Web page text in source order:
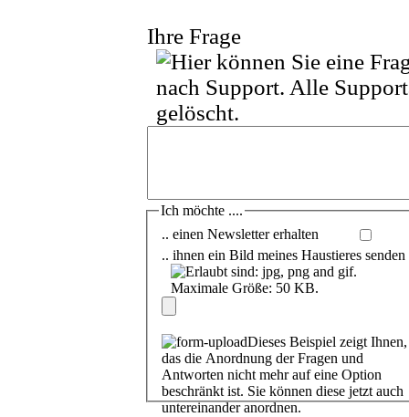
Ihre Frage
Ich möchte ....
.. einen Newsletter erhalten
.. ihnen ein Bild meines Haustieres senden
Dieses Beispiel zeigt Ihnen,
das die Anordnung der Fragen und
Antworten nicht mehr auf eine Option
beschränkt ist. Sie können diese jetzt auch
untereinander anordnen.